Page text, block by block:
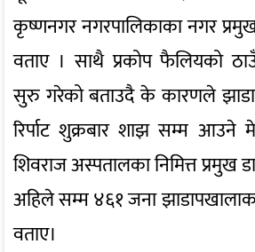
कृष्णनगर नगरपालिकाका नगर
वताए । साथै प्रकोप फैलियको
सुरु गरेको बताउदै के कारणले
रिर्पाट शुक्रबार शाझ सम्म आउने
शिवराज अस्पतालका निमित्त प्रमुख
अहिले सम्म ४६१ जना
वताए।